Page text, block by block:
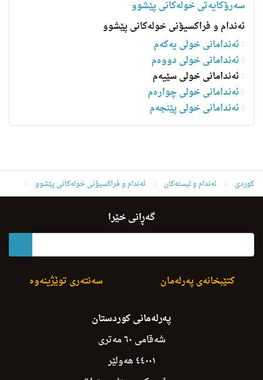
سه‌رۆكایه‌تی خولەکانی پێشوو
ئەندام و فراکسیۆنی خولەکانی پێشوو
ئەندامانی خولی یەکەم
ئەندامانی خولی دووەم
ئەندامانی خولی سێیەم
ئەندامانی خولی چوارەم
ئه‌ندامانی خولی پێنجەم
کوردی ئه‌ندام و لیسته‌كان ئەندام و فراکسیۆنی خولەکانی پێشوو
ڤیان عه‌بدولڕه‌حیم عه‌بدوڵا عه‌بدولڕه‌حیم
گەڕانی خێرا
سەنتەری توێژینەوە کتێبخانەی پەرلەمان
پەرلەمانی کوردستان
شەقامی ٦٠ مەتری
٤٤٠٠١ هەولێر